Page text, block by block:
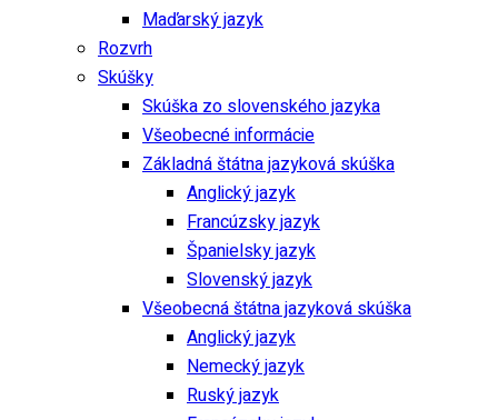
Maďarský jazyk
Rozvrh
Skúšky
Skúška zo slovenského jazyka
Všeobecné informácie
Základná štátna jazyková skúška
Anglický jazyk
Francúzsky jazyk
Španielsky jazyk
Slovenský jazyk
Všeobecná štátna jazyková skúška
Anglický jazyk
Nemecký jazyk
Ruský jazyk